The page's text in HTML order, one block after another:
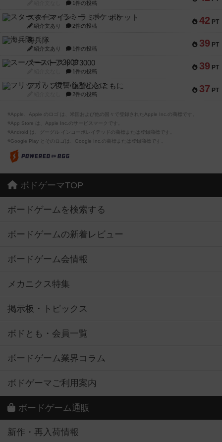
1件の投稿
42 PT
スターマイン・ラミー ポケット
紹介文あり 2件の投稿
39 PT
海兵隊
紹介文あり 1件の投稿
39 PT
スーパーストア3000
1件の投稿
37 PT
フリップ７：復讐心とともに
2件の投稿
※Apple、Apple のロゴ は、米国および他の国々で登録されたApple Inc.の商標です。
※App Store は、Apple Inc.のサービスマークです。
※Android は、グーグル インコーポレイテッドの商標または登録商標です。
※Google Play とそのロゴは、Google Inc.の商標または登録商標です。
ボドゲーマTOP
ボードゲームを検索する
ボードゲームの新着レビュー
ボードゲーム会情報
メカニクス特集
掲示板・トピックス
ボドとも・会員一覧
ボードゲーム業界コラム
ボドゲーマご利用案内
ボードゲーム通販
新作・再入荷情報